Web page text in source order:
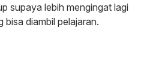
supaya lebih mengingat lagi
diambil pelajaran.